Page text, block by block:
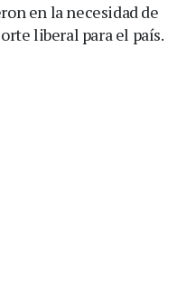
en la necesidad de
liberal para el país.